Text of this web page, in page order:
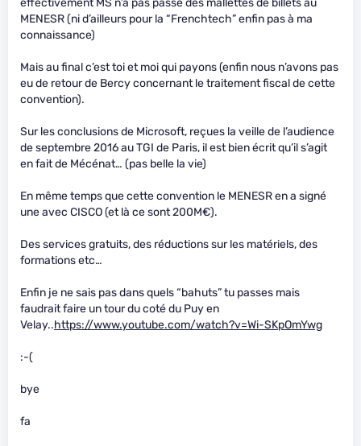
effectivement MS n’a pas passé des mallettes de billets au
MENESR (ni d’ailleurs pour la “Frenchtech” enfin pas à ma
connaissance)
Mais au final c’est toi et moi qui payons (enfin nous n’avons pas
eu de retour de Bercy concernant le traitement fiscal de cette
convention).
Sur les conclusions de Microsoft, reçues la veille de l’audience
de septembre 2016 au TGI de Paris, il est bien écrit qu’il s’agit
en fait de Mécénat… (pas belle la vie)
En même temps que cette convention le MENESR en a signé
une avec CISCO (et là ce sont 200M€).
Des services gratuits, des réductions sur les matériels, des
formations etc…
Enfin je ne sais pas dans quels “bahuts” tu passes mais
faudrait faire un tour du coté du Puy en
Velay..https://www.youtube.com/watch?v=Wi-SKpOmYwg
:-(
bye
fa